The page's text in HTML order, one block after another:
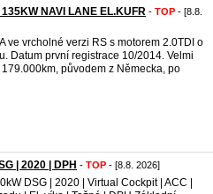
NAVI LANE EL.KUFR - TOP - [8.8.
ve vrcholné verzi RS s motorem 2.0TDI o
Datum první registrace 10/2014. Velmi
původem z Německa, po
| 2020 | DPH - TOP - [8.8. 2026]
DSG | 2020 | Virtual Cockpit | ACC |